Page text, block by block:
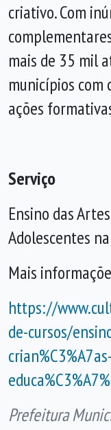
criativo. Com
mais de 35 mil
municípios com
ações
Serviço
Ensino das
Adolescentes
Mais
https://
de-cursos/
Prefeitura